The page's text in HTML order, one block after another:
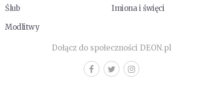
Ślub
Imiona i święci
Modlitwy
Dołącz do społeczności DEON.pl